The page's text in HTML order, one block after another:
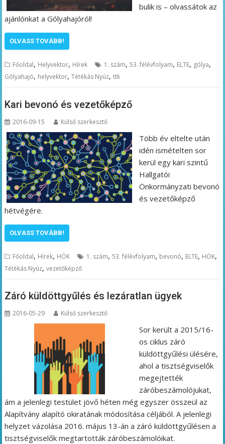
bulik is – olvassátok az
ajánlónkat a Gólyahajóról!
OLVASS TOVÁBB!
Főoldal, Helyvektor, Hírek 1. szám,53. félévfolyam, ELTE, gólya,
Gólyahajó, helyvektor,Tétékás Nyúz,ttk
Kari bevonó és vezetőképző
2016-09-15 Külső szerkesztő
Több év eltelte után
idén ismételten sor
kerül egy kari szintű
Hallgatói
Önkormányzati bevonó
és vezetőképző
hétvégére.
OLVASS TOVÁBB!
Főoldal, Hírek, HÖK 1. szám,53. félévfolyam, bevonó, ELTE, HÖK,
Tétékás Nyúz,vezetőképző
Záró küldöttgyűlés és lezáratlan ügyek
2016-05-29 Külső szerkesztő
Sor került a 2015/16-
os ciklus záró
küldöttgyűlési ülésére,
ahol a tisztségviselők
megejtették
záróbeszámolójukat,
ám a jelenlegi testület jövő héten még egyszer összeül az
Alapítvány alapító okiratának módosítása céljából. A jelenlegi
helyzet vázolása 2016. május 13-án a záró küldöttgyűlésen a
tisztségviselők megtartották záróbeszámolóikat.